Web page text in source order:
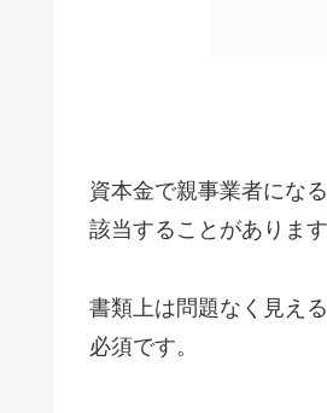
資本金で親事業者にな
該当することがありま
書類上は問題なく見え
必須です。